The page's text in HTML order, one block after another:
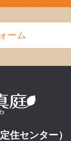
ーム
住センター）